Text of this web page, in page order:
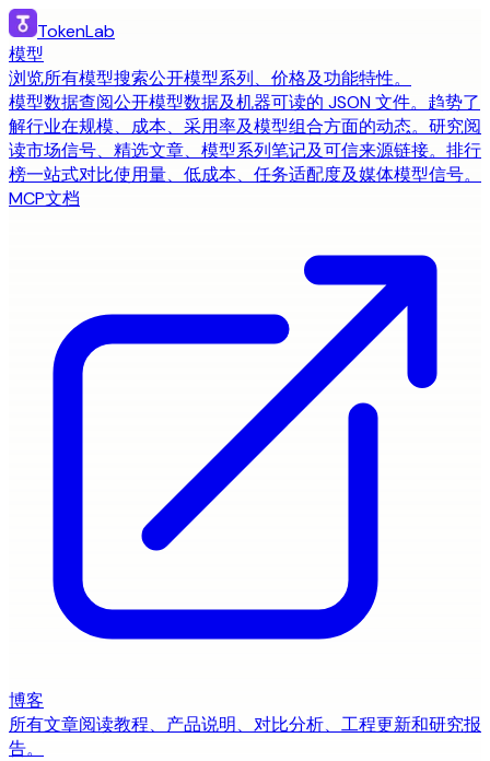
TokenLab
模型
浏览所有模型搜索公开模型系列、价格及功能特性。
模型数据查阅公开模型数据及机器可读的 JSON 文件。 趋势了
解行业在规模、成本、采用率及模型组合方面的动态。 研究阅
读市场信号、精选文章、模型系列笔记及可信来源链接。 排行
榜一站式对比使用量、低成本、任务适配度及媒体模型信号。
MCP文档
博客
所有文章阅读教程、产品说明、对比分析、工程更新和研究报
告。